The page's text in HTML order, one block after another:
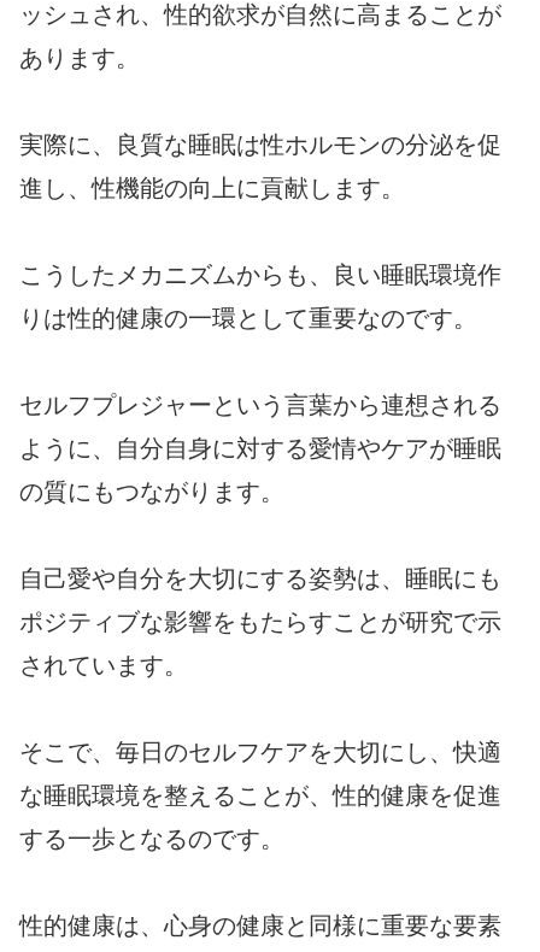
ッシュされ、性的欲求が自然に高まることが
あります。
実際に、良質な睡眠は性ホルモンの分泌を促
進し、性機能の向上に貢献します。
こうしたメカニズムからも、良い睡眠環境作
りは性的健康の一環として重要なのです。
セルフプレジャーという言葉から連想される
ように、自分自身に対する愛情やケアが睡眠
の質にもつながります。
自己愛や自分を大切にする姿勢は、睡眠にも
ポジティブな影響をもたらすことが研究で示
されています。
そこで、毎日のセルフケアを大切にし、快適
な睡眠環境を整えることが、性的健康を促進
する一歩となるのです。
性的健康は、心身の健康と同様に重要な要素